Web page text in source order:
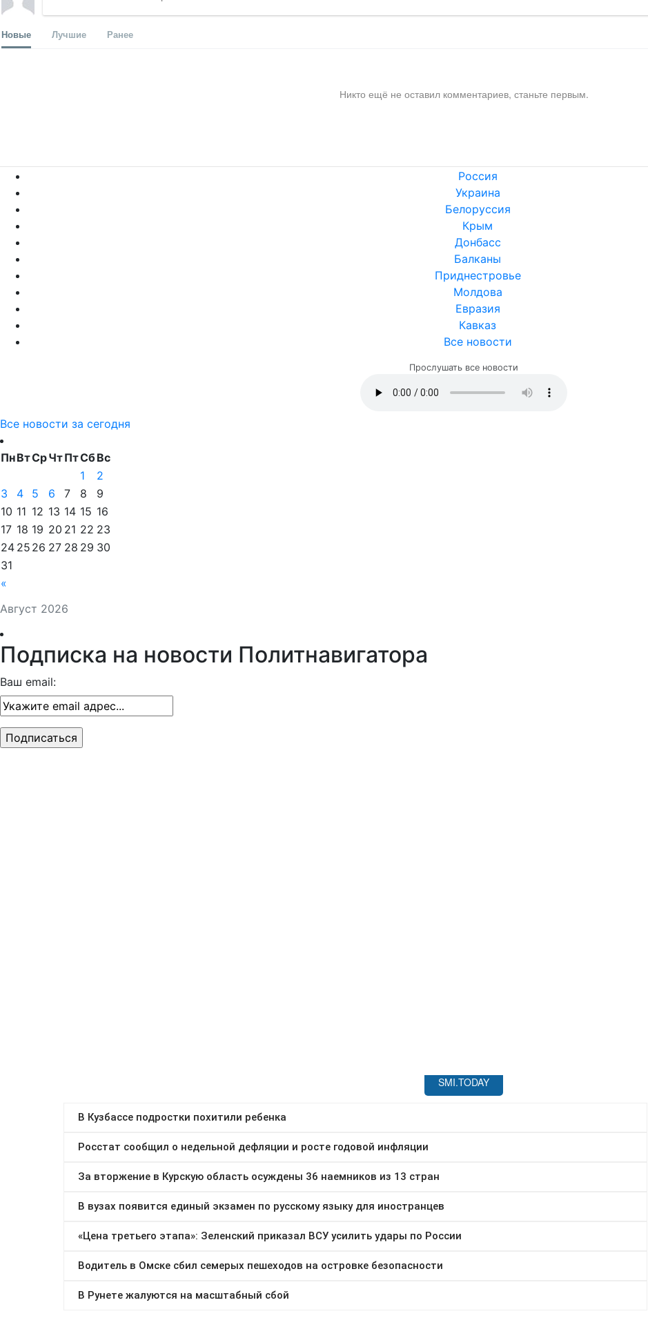
Новые Лучшие Ранее
Никто ещё не оставил комментариев, станьте первым.
Россия
Украина
Белоруссия
Крым
Донбасс
Балканы
Приднестровье
Молдова
Евразия
Кавказ
Все новости
Прослушать все новости
Все новости за сегодня
Август 2026
ПнВтСрЧтПтСбВс
«
1
2
3
4 5 6 7 8
9
10 11 12 13 14 15 16
17 18 19 20 21 22 23
24 25 26 27 28 29 30
31
Подписка на новости Политнавигатора
Ваш email: